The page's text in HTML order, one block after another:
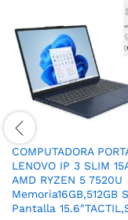
COMPUTADORA
LENOVO IP 3 SLIM
AMD RYZEN 5 7520U
Memoria16GB,512GB
Pantalla